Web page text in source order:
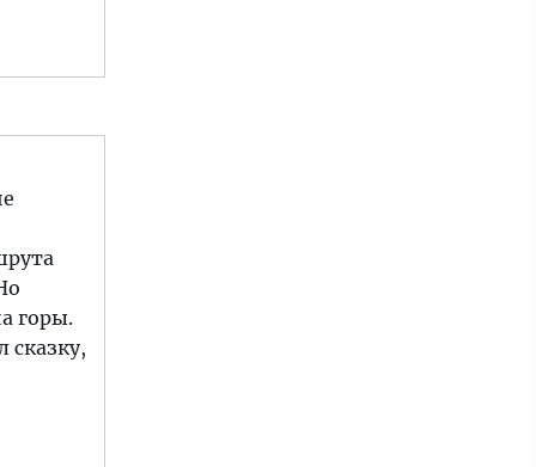
горы.